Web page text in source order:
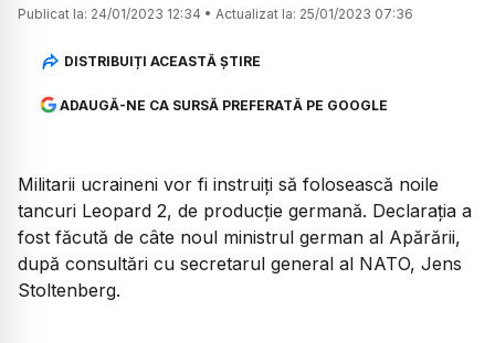
Publicat la: 24/01/2023 12:34 • Actualizat la: 25/01/2023 07:36
DISTRIBUIȚI ACEASTĂ ȘTIRE
ADAUGĂ-NE CA SURSĂ PREFERATĂ PE GOOGLE
Militarii ucraineni vor fi instruiți să folosească noile
tancuri Leopard 2, de producție germană. Declarația a
fost făcută de câte noul ministrul german al Apărării,
după consultări cu secretarul general al NATO, Jens
Stoltenberg.